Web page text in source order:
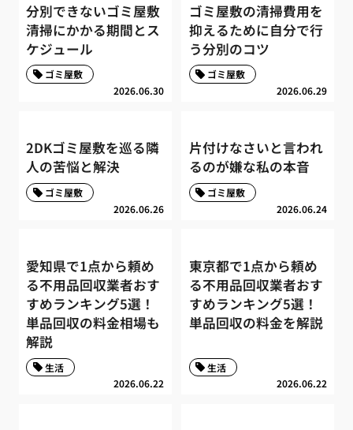
分別できないゴミ屋敷
清掃にかかる期間とス
ケジュール
2026.06.30
ゴミ屋敷
ゴミ屋敷の清掃費用を
抑えるために自分で行
う分別のコツ
2026.06.29
ゴミ屋敷
2DKゴミ屋敷を巡る隣
人の苦悩と解決
2026.06.26
ゴミ屋敷
片付けなさいと言われ
るのが嫌な私の本音
2026.06.24
ゴミ屋敷
愛知県で1点から頼め
る不用品回収業者おす
すめランキング5選！
単品回収の料金相場も
解説
2026.06.22
生活
東京都で1点から頼め
る不用品回収業者おす
すめランキング5選！
単品回収の料金を解説
2026.06.22
生活